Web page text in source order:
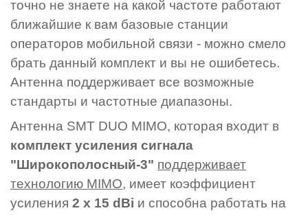
точно не знаете на какой частоте работают
ближайшие к вам базовые станции
операторов мобильной связи - можно смело
брать данный комплект и вы не ошибетесь.
Антенна поддерживает все возможные
стандарты и частотные диапазоны.
Антенна SMT DUO MIMO, которая входит в
комплект усиления сигнала
"Широкополосный-3" поддерживает
технологию MIMO, имеет коэффициент
усиления 2 х 15 dBi и способна работать на